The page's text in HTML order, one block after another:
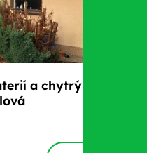
a chytrým